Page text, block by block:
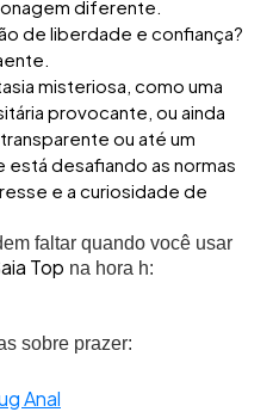
diferente.
de liberdade e confiança?
misteriosa, como uma
provocante, ou ainda
ou até um
está desafiando as normas
e a curiosidade de
faltar quando você usar
Top na hora h:
sobre prazer:
Anal